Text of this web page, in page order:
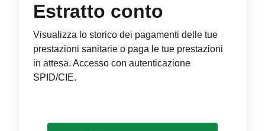
Estratto conto
Visualizza lo storico dei pagamenti delle tue
prestazioni sanitarie o paga le tue prestazioni
in attesa. Accesso con autenticazione
SPID/CIE.